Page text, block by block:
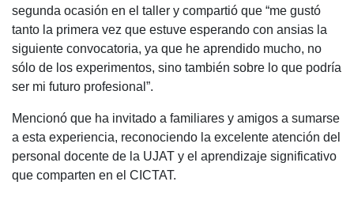
segunda ocasión en el taller y compartió que “me gustó
tanto la primera vez que estuve esperando con ansias la
siguiente convocatoria, ya que he aprendido mucho, no
sólo de los experimentos, sino también sobre lo que podría
ser mi futuro profesional”.
Mencionó que ha invitado a familiares y amigos a sumarse
a esta experiencia, reconociendo la excelente atención del
personal docente de la UJAT y el aprendizaje significativo
que comparten en el CICTAT.